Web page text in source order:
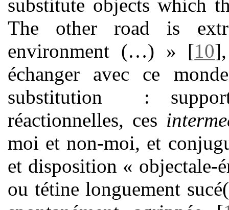
substitute objects which
The other road is
environment (…) » [10]
échanger avec ce
substitution
:
réactionnelles, ces
moi et non-moi, et
et disposition « objectale-
ou tétine longuement